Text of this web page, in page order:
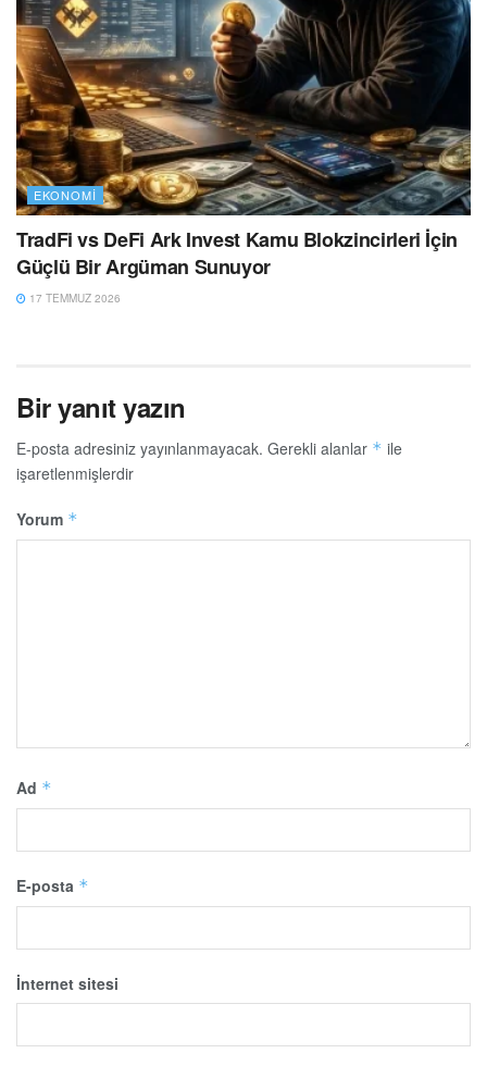
EKONOMI
TradFi vs DeFi Ark Invest Kamu Blokzincirleri İçin
Güçlü Bir Argüman Sunuyor
17 TEMMUZ 2026
Bir yanıt yazın
E-posta adresiniz yayınlanmayacak. Gerekli alanlar * ile
işaretlenmişlerdir
Yorum *
Ad *
E-posta *
İnternet sitesi